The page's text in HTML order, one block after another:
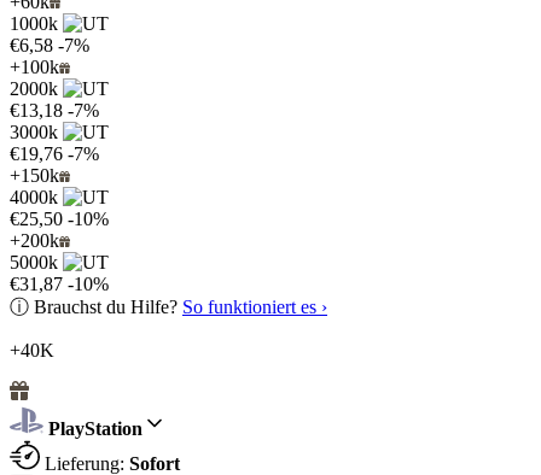
1000k
€6,58 -7%
+100k
2000k
€13,18 -7%
3000k
€19,76 -7%
+150k
4000k
€25,50 -10%
+200k
5000k
€31,87 -10%
ⓘ Brauchst du Hilfe? So funktioniert es ›
+40K
PlayStation
Lieferung: Sofort